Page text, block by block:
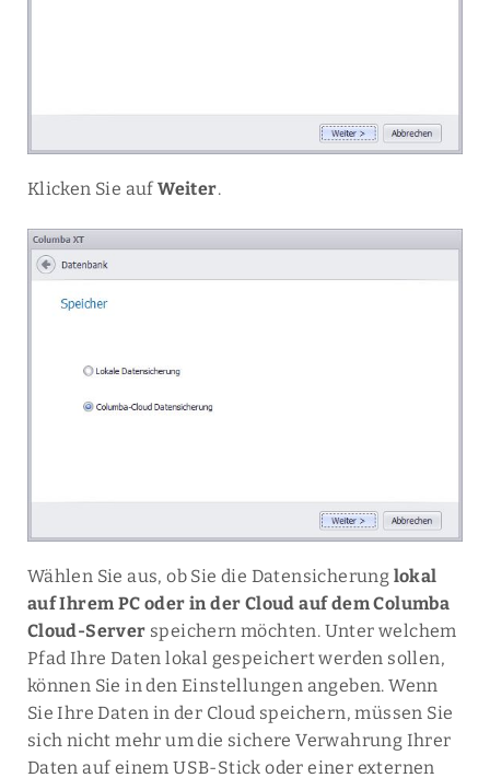
Klicken Sie aufWeiter.
Wählen Sie aus, ob Sie die Datensicherung lokal
auf Ihrem PC oder in der Cloud auf dem Columba
Cloud-Server speichern möchten. Unter welchem
Pfad Ihre Daten lokal gespeichert werden sollen,
können Sie in den Einstellungen angeben. Wenn
Sie Ihre Daten in der Cloud speichern, müssen Sie
sich nicht mehr um die sichere Verwahrung Ihrer
Daten auf einem USB-Stick oder einer externen